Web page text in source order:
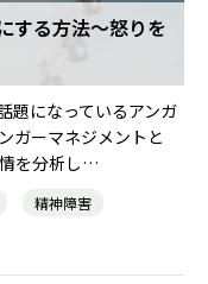
する方法～怒りを
題になっているアンガ
ガーマネジメントと
を分析し…
精神障害
トサービス